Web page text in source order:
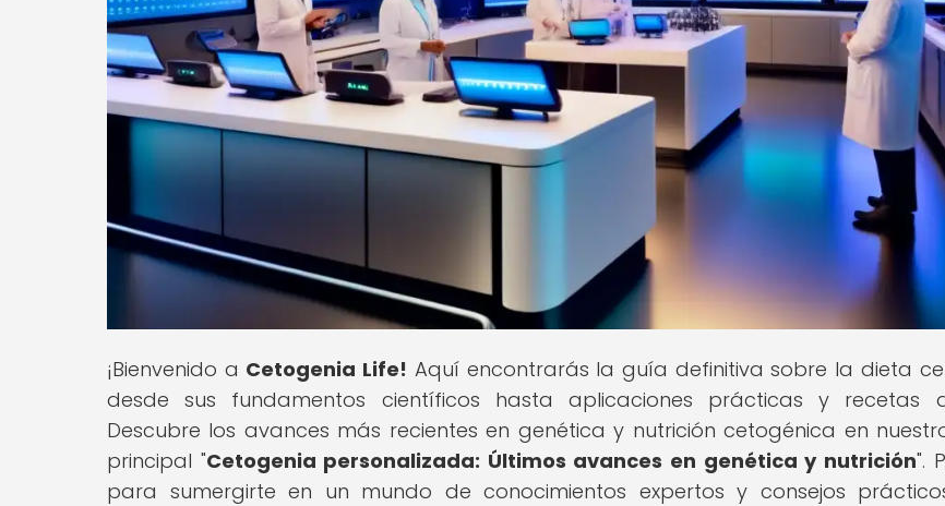
¡Bienvenido a Cetogenia Life! Aquí encontrarás la guía definitiva sobre la dieta
desde sus fundamentos científicos hasta aplicaciones prácticas y recetas
Descubre los avances más recientes en genética y nutrición cetogénica en
principal "Cetogenia personalizada: Últimos avances en genética y nutrición".
para sumergirte en un mundo de conocimientos expertos y consejos